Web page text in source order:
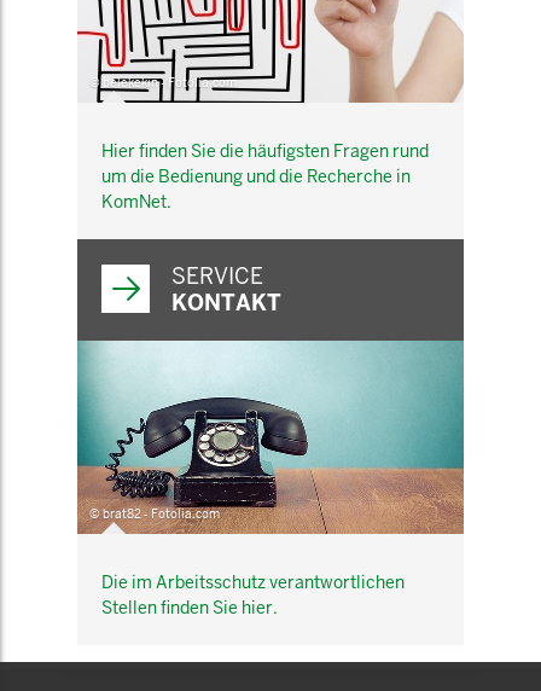
© belekekin - Fotolia.com
Hier finden Sie die häufigsten Fragen rund
um die Bedienung und die Recherche in
KomNet.
SERVICE
KONTAKT
© brat82 - Fotolia.com
Die im Arbeitsschutz verantwortlichen
Stellen finden Sie hier.